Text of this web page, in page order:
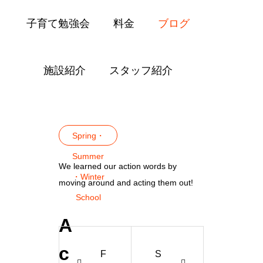
子育て勉強会 料金 ブログ
施設紹介 スタッフ紹介
Spring・
Summer
・Winter
School
A
c
We learned our action words by
moving around and acting them out!
F
S